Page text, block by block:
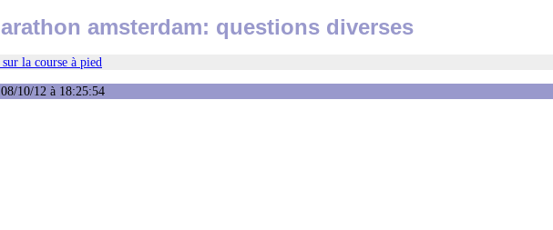
amsterdam: questions diverses
la course à pied
10/12 à 18:25:54